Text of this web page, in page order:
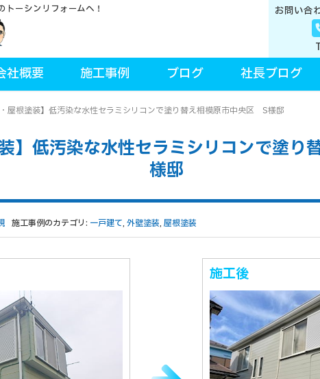
ーシンリフォームへ！ お問い合
社概要 施工事例 ブログ 社長ブログ
・屋根塗装】低汚染な水性セラミシリコンで塗り替え相模原市中央区 S様邸
装】低汚染な水性セラミシリコンで塗
様邸
施工事例のカテゴリ: 一戸建て,外壁塗装,屋根塗装
施工後